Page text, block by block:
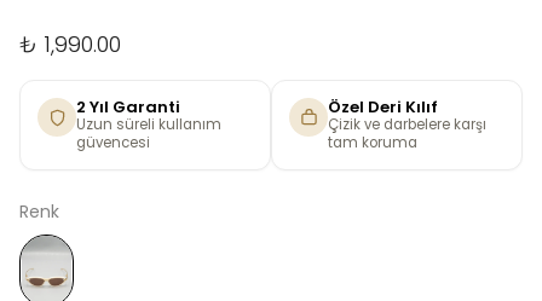
₺ 1,990.00
2 Yıl Garanti
Uzun süreli kullanım
güvencesi
Özel Deri Kılıf
Çizik ve darbelere karşı
tam koruma
Renk